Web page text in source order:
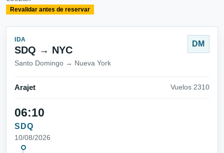
Revalidar antes de reservar
IDA
SDQ → NYC
Santo Domingo → Nueva York
DM
Arajet Vuelos 2310
06:10
SDQ
10/08/2026